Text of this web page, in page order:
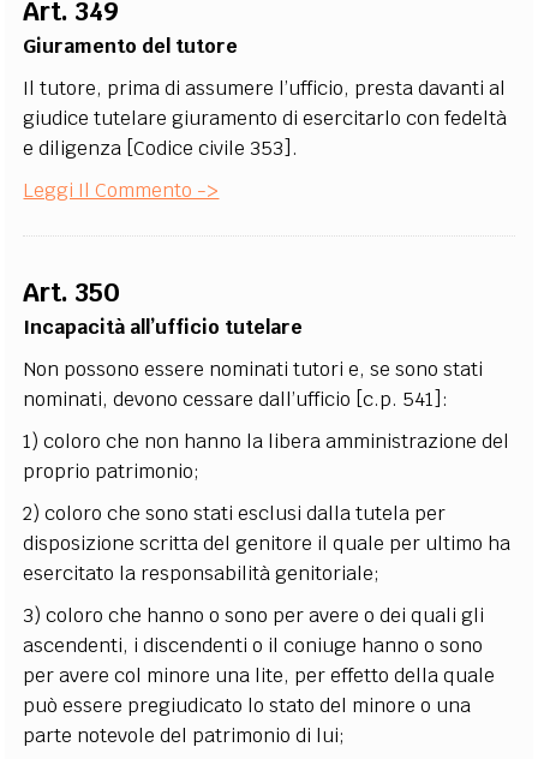
Art. 349
Giuramento del tutore
Il tutore, prima di assumere l’ufficio, presta davanti al
giudice tutelare giuramento di esercitarlo con fedeltà
e diligenza [Codice civile 353].
Leggi Il Commento ->
Art. 350
Incapacità all’ufficio tutelare
Non possono essere nominati tutori e, se sono stati
nominati, devono cessare dall’ufficio [c.p. 541]:
1) coloro che non hanno la libera amministrazione del
proprio patrimonio;
2) coloro che sono stati esclusi dalla tutela per
disposizione scritta del genitore il quale per ultimo ha
esercitato la responsabilità genitoriale;
3) coloro che hanno o sono per avere o dei quali gli
ascendenti, i discendenti o il coniuge hanno o sono
per avere col minore una lite, per effetto della quale
può essere pregiudicato lo stato del minore o una
parte notevole del patrimonio di lui;